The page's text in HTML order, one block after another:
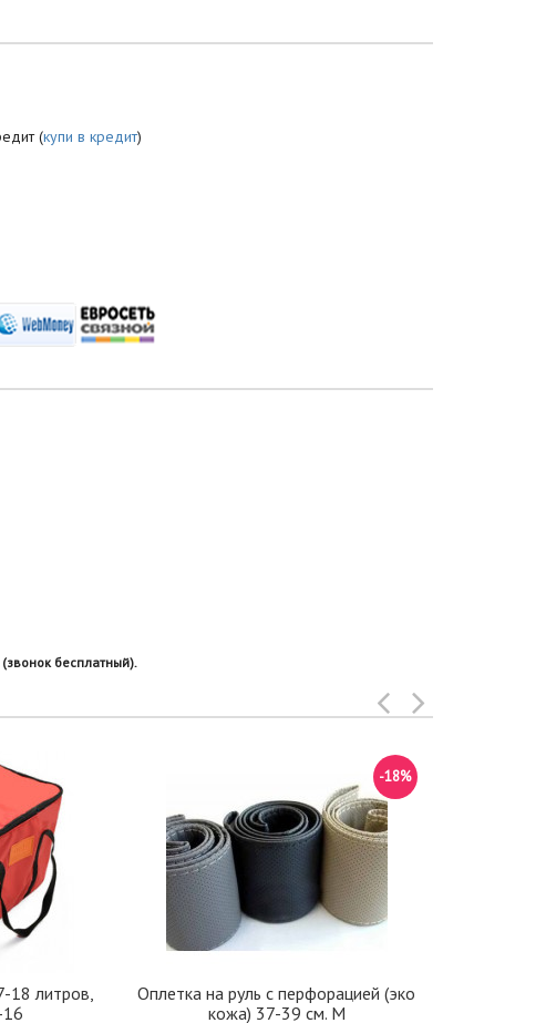
(купи в кредит)
бесплатный).
18 литров,
16
Оплетка на руль с перфорацией (эко
кожа) 37-39 см. M
-18%